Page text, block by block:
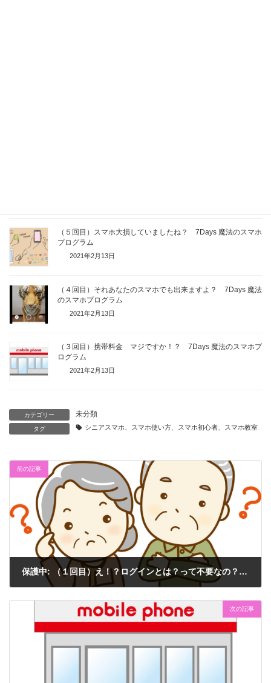
（５回目）スマホ大損していましたね？ 7Days 魔法のスマホ
プログラム
2021年2月13日
（４回目）それあなたのスマホでも出来ますよ？ 7Days 魔法
のスマホプログラム
2021年2月13日
（３回目）携帯料金 マジですか！？ 7Days 魔法のスマホプ
ログラム
2021年2月13日
カテゴリー 未分類
タグ シニアスマホ、スマホ使い方、スマホ初心者、スマホ教室
前の記事
保護中: （１回目）え！？ログインとは？って不要なの？ 7Days 魔法のスマホプログラム
次の記事